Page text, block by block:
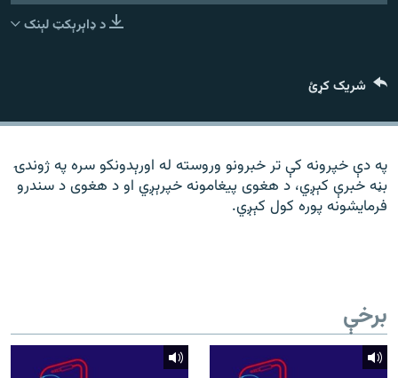
د ازادې اروپا راډیو ټولې ووبپاڼې
د ډاېرېکټ لېنک
شریک کړئ
په دې خپرونه کې تر خبرونو وروسته له اورېدونکو سره په ژوندۍ
بڼه خبرې کېږي، د هغوی پیغامونه خپرېږي او د هغوی د سندرو
فرمایشونه پوره کول کېږي.
برخې